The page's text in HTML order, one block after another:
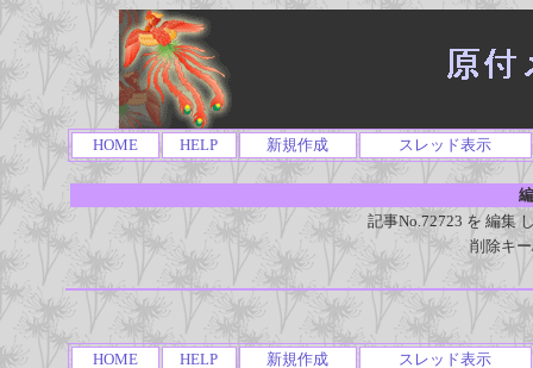
HOME HELP 新規作成 スレッド表示
記事No.72723 を 編集
削除キ
HOME HELP 新規作成 スレッド表示